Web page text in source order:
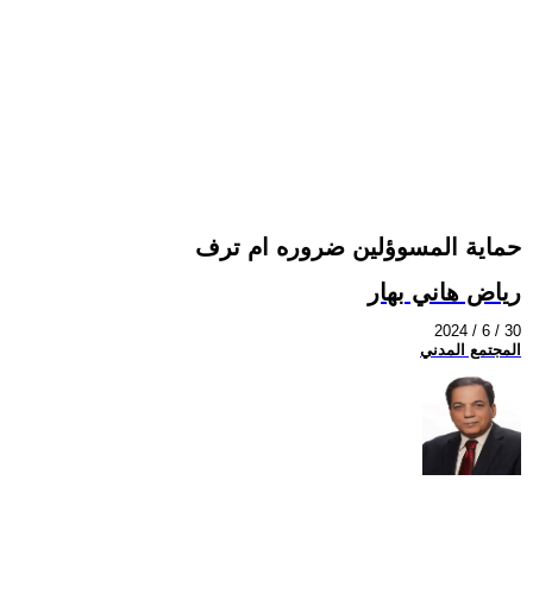
حماية المسوؤلين ضروره ام ترف
رياض هاني بهار
2024 / 6 / 30
المجتمع المدني